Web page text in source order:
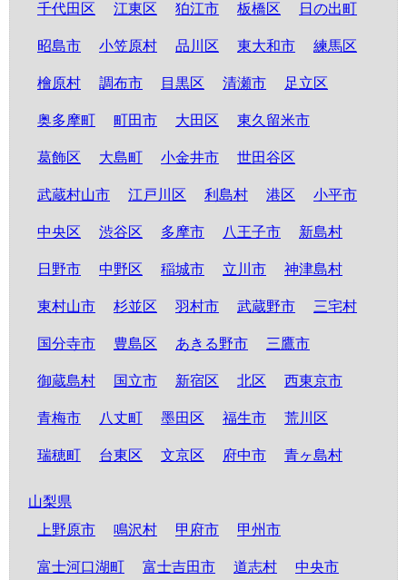
千代田区
江東区 狛江市 板橋区 日の出町
昭島市 小笠原村 品川区 東大和市 練馬区
檜原村 調布市 目黒区 清瀬市 足立区
奥多摩町 町田市 大田区 東久留米市
葛飾区 大島町 小金井市 世田谷区
武蔵村山市 江戸川区 利島村 港区 小平市
中央区 渋谷区 多摩市 八王子市 新島村
日野市 中野区 稲城市 立川市 神津島村
東村山市 杉並区 羽村市 武蔵野市 三宅村
国分寺市 豊島区 あきる野市 三鷹市
御蔵島村 国立市 新宿区 北区 西東京市
青梅市 八丈町 墨田区 福生市 荒川区
瑞穂町 台東区 文京区 府中市 青ヶ島村
山梨県
上野原市
鳴沢村 甲府市 甲州市
富士河口湖町 富士吉田市 道志村 中央市